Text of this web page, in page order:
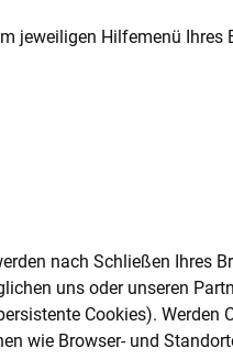
jeweiligen Hilfemenü Ihres
nach Schließen Ihres
uns oder unseren
Cookies).
wie Browser- und